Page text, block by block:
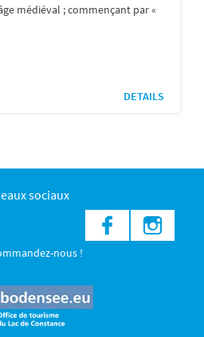
médiéval ; commençant par «
DETAILS
sociaux
nous !